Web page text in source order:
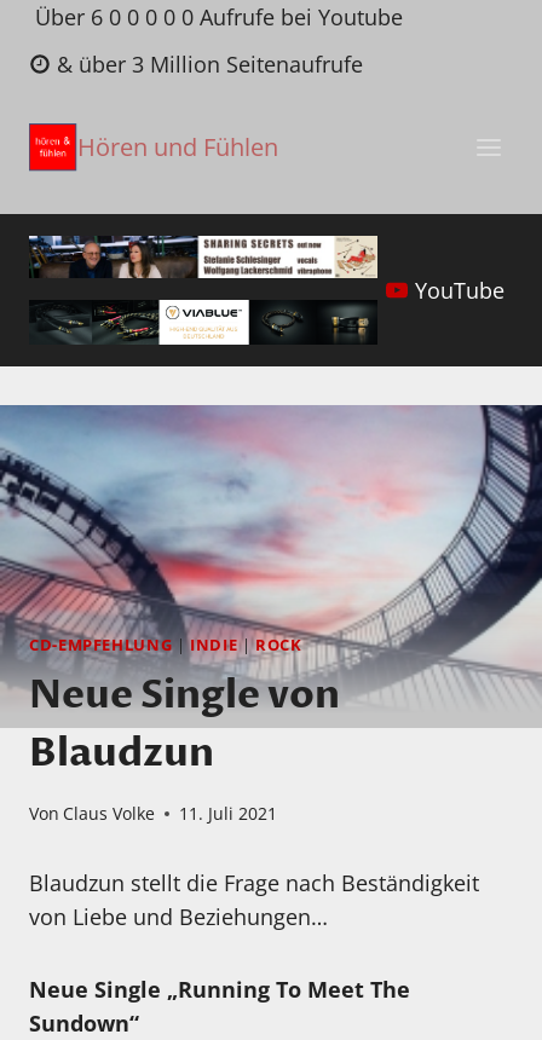
Zum
Inhalt
springen
Über 6 0 0 0 0 0 Aufrufe bei Youtube
& über 3 Million Seitenaufrufe
Hören und Fühlen
YouTube
CD-EMPFEHLUNG|INDIE |ROCK
Neue Single von
Blaudzun
Von Claus Volke 11. Juli 2021
Blaudzun stellt die Frage nach Beständigkeit
von Liebe und Beziehungen…
Neue Single „Running To Meet The
Sundown“